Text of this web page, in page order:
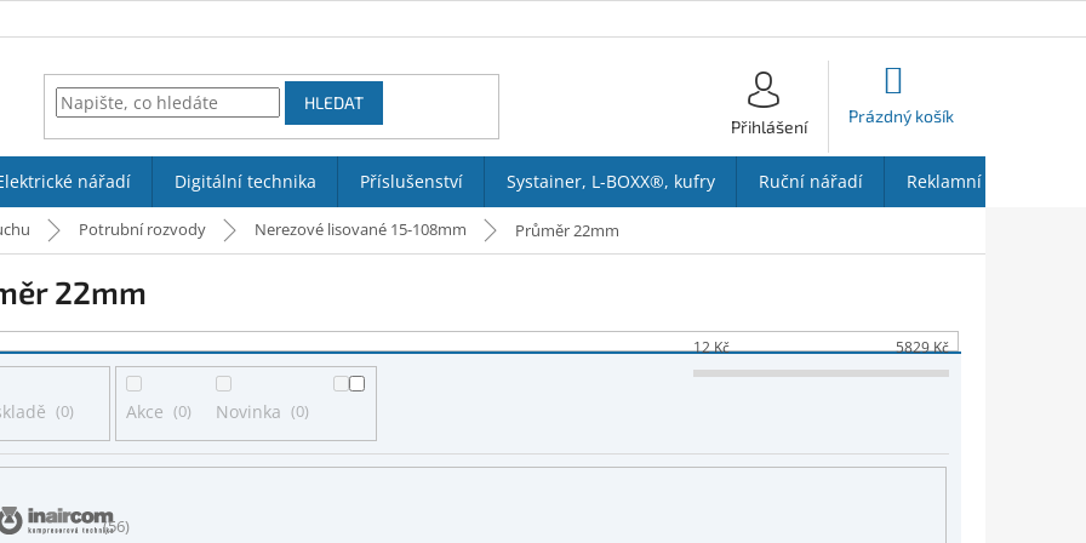
HLEDAT
Přihlášení
Prázdný košík
nářadí Digitální technika Příslušenství Systainer, L-BOXX®, kufry Ruční nářadí Reklamní předměty
Potrubní rozvody Nerezové lisované 15-108mm Průměr 22mm
22mm
12Kč 5829Kč
0 Akce 0 Novinka 0
56